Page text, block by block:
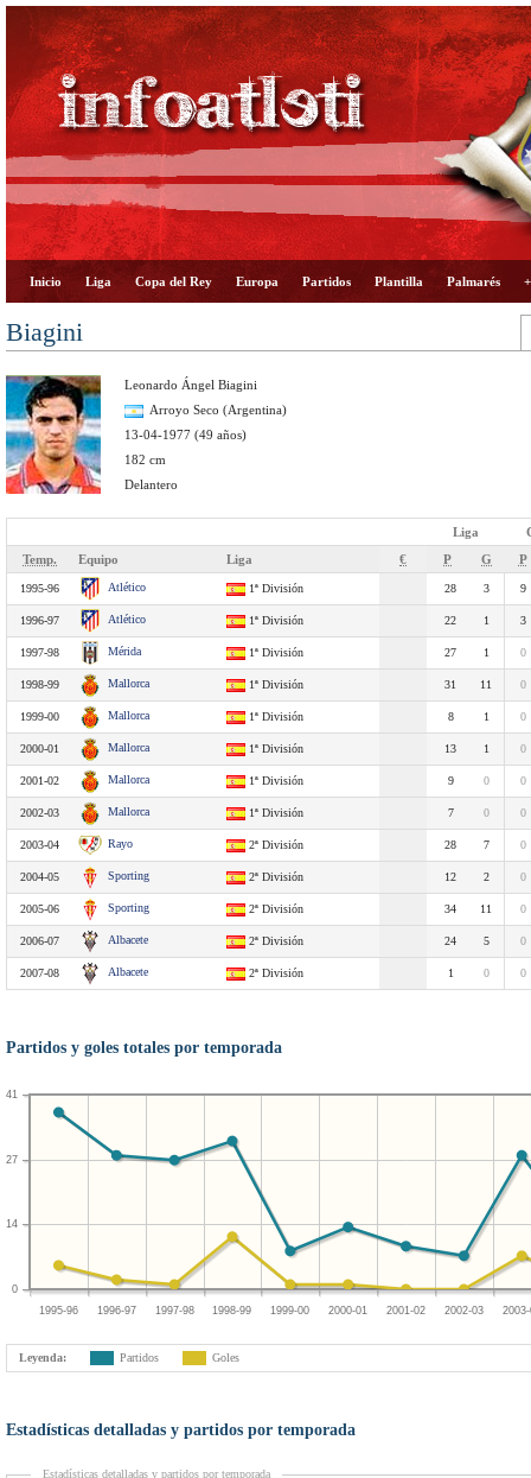
Inicio Liga Copa del Rey Europa Partidos Plantilla Palmarés
Biagini
Leonardo Ángel Biagini
Arroyo Seco (Argentina)
13-04-1977 (49 años)
182 cm
Delantero
Liga
Temp.
Equipo Liga € P G P
1995-96 Atlético 1ª División 28 3 9
1996-97 Atlético 1ª División 22 1 3
1997-98 Mérida 1ª División 27 1 0
1998-99 Mallorca 1ª División 31 11 0
1999-00 Mallorca 1ª División 8 1 0
2000-01 Mallorca 1ª División 13 1 0
2001-02 Mallorca 1ª División 9 0 0
2002-03 Mallorca 1ª División 7 0 0
2003-04 Rayo 2ª División 28 7 0
2004-05 Sporting 2ª División 12 2 0
2005-06 Sporting 2ª División 34 11 0
2006-07 Albacete 2ª División 24 5 0
2007-08 Albacete 2ª División 1 0 0
Partidos y goles totales por temporada
1995-96 1996-97 1997-98 1998-99 1999-00 2000-01 2001-02 2002-03
0
14
27
41
Leyenda: Partidos Goles
Estadísticas detalladas y partidos por temporada
Estadísticas detalladas y partidos por temporada